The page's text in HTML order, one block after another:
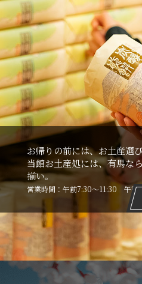
お帰りの前には、お⼟産選
当館お⼟産処には、有⾺な
揃い。
営業時間：午前7:30〜11:30 午後